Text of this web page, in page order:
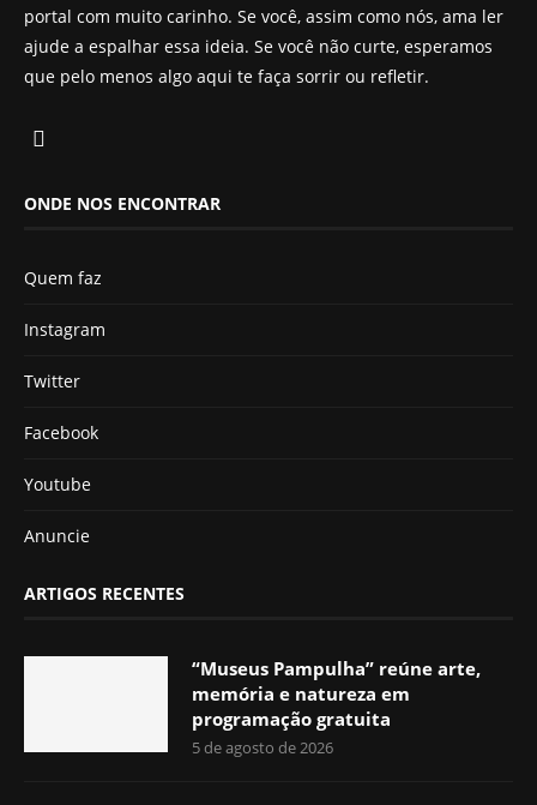
portal com muito carinho. Se você, assim como nós, ama ler
ajude a espalhar essa ideia. Se você não curte, esperamos
que pelo menos algo aqui te faça sorrir ou refletir.
ONDE NOS ENCONTRAR
Quem faz
Instagram
Twitter
Facebook
Youtube
Anuncie
ARTIGOS RECENTES
“Museus Pampulha” reúne arte,
memória e natureza em
programação gratuita
5 de agosto de 2026